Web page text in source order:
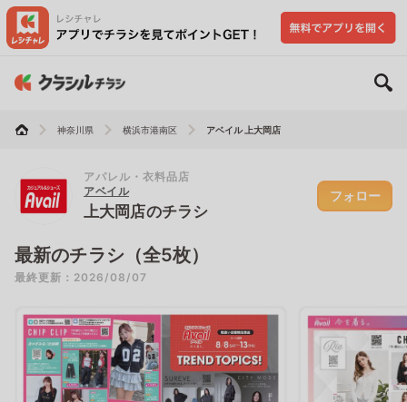
神奈川県 横浜市港南区 アベイル 上大岡店
アパレル・衣料品店
アベイル
上大岡店のチラシ
フォロー
最新のチラシ（全5枚）
最終更新：2026/08/07